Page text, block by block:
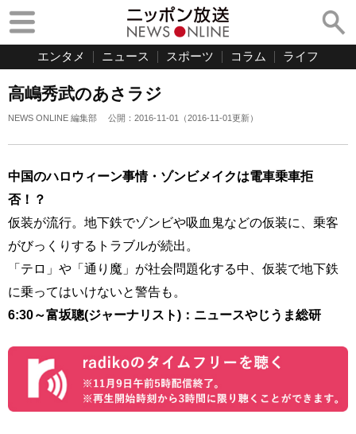
エンタメ ニュース スポーツ コラム ライフ
高嶋秀武のあさラジ
NEWS ONLINE 編集部 公開： 2016-11-01 （2016-11-01更新）
中国のハロウィーン事情・ゾンビメイクは電車乗車拒
否！？
仮装が流行。地下鉄でゾンビや吸血鬼などの仮装に、乗客
がびっくりするトラブルが続出。
「テロ」や「通り魔」が社会問題化する中、仮装で地下鉄
に乗ってはいけないと警告も。
6:30～富坂聰(ジャーナリスト)：ニュースやじうま総研